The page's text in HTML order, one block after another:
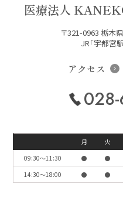
医療法人
〒321-0963 栃木
JR「宇都宮
アクセス
月 火
09:30〜11:30
● ●
14:30〜18:00
● ●